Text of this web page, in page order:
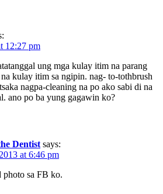
12:27 pm
ung mga kulay itim na parang
kulay itim sa ngipin. nag- to-tothbrush
nagpa-cleaning na po ako sabi di na
ano po ba yung gagawin ko?
Dentist says:
at 6:46 pm
photo sa FB ko.